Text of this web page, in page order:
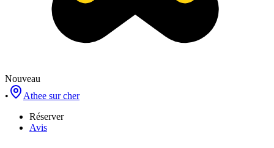
Nouveau
•
Athee sur cher
Réserver
Avis